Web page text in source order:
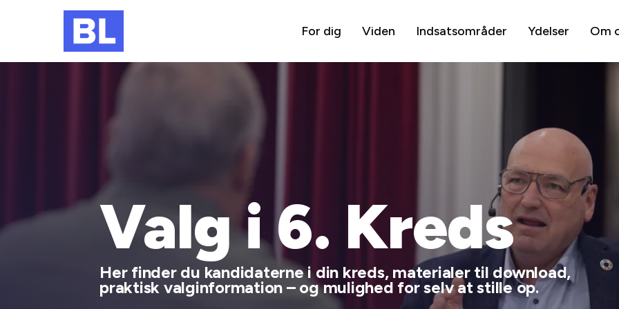
For dig Viden Indsatsområder Ydelser Om
Valg i 6. Kreds
Her finder du kandidaterne i din kreds, materialer til download,
praktisk valginformation – og mulighed for selv at stille op.